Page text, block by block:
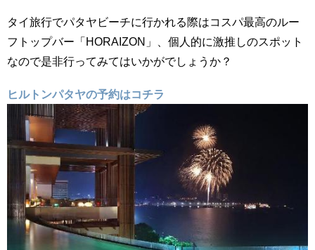
タイ旅行でパタヤビーチに行かれる際はコスパ最高のルー
フトップバー「HORAIZON」、個人的に激推しのスポット
なので是非行ってみてはいかがでしょうか？
ヒルトンパタヤの予約はコチラ